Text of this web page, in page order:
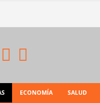
ECONOMÍA SALUD